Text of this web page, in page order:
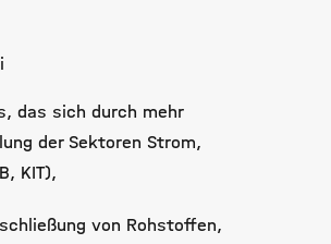
das sich durch mehr
der Sektoren Strom,
KIT),
von Rohstoffen,